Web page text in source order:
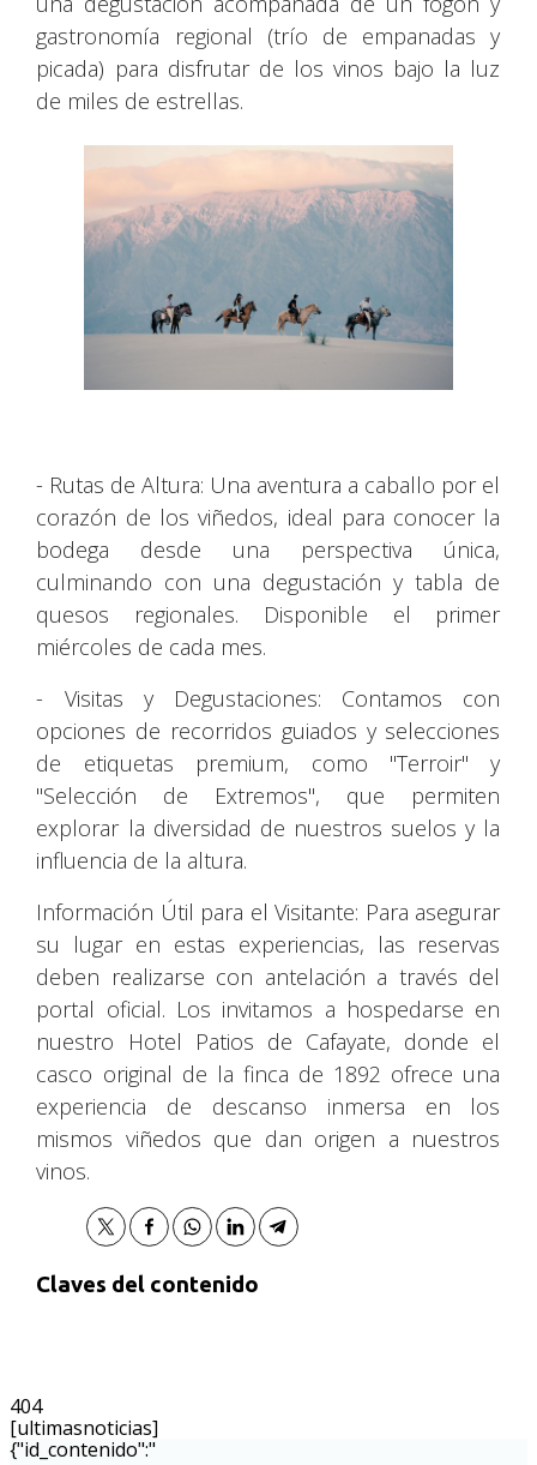
404
[ultimasnoticias]
gastronomía regional (trío de empanadas y
picada) para disfrutar de los vinos bajo la luz
de miles de estrellas.
- Rutas de Altura: Una aventura a caballo por el
corazón de los viñedos, ideal para conocer la
bodega desde una perspectiva única,
culminando con una degustación y tabla de
quesos regionales. Disponible el primer
miércoles de cada mes.
- Visitas y Degustaciones: Contamos con
opciones de recorridos guiados y selecciones
de etiquetas premium, como "Terroir" y
"Selección de Extremos", que permiten
explorar la diversidad de nuestros suelos y la
influencia de la altura.
Información Útil para el Visitante: Para asegurar
su lugar en estas experiencias, las reservas
deben realizarse con antelación a través del
portal oficial. Los invitamos a hospedarse en
nuestro Hotel Patios de Cafayate, donde el
casco original de la finca de 1892 ofrece una
experiencia de descanso inmersa en los
mismos viñedos que dan origen a nuestros
vinos.
Claves del contenido
{"id_contenido":"